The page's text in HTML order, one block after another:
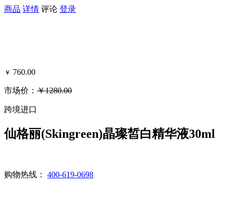
商品 详情 评论 登录
￥ 760.00
市场价： ￥1280.00
跨境进口
仙格丽(Skingreen)晶璨皙白精华液30ml
购物热线： 400-619-0698